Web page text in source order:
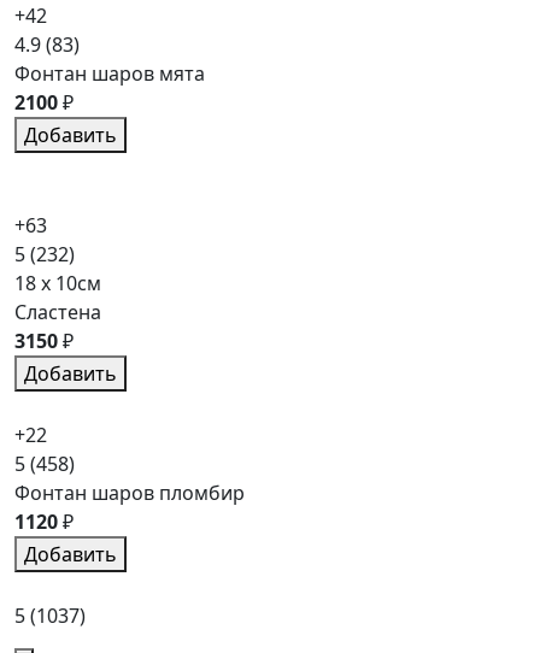
+42
4.9(83)
Фонтан шаров мята
2100₽
Добавить
+63
5(232)
18 x 10см
Сластена
3150₽
Добавить
+22
5(458)
Фонтан шаров пломбир
1120₽
Добавить
5(1037)